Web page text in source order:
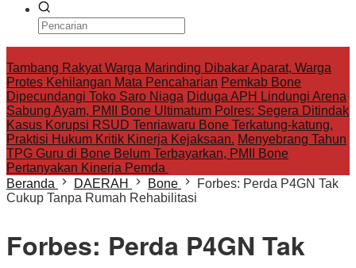
Tambang Rakyat Warga Marinding Dibakar Aparat, Warga
Protes Kehilangan Mata Pencaharian Pemkab Bone
Dipecundangi Toko Saro Niaga Diduga APH Lindungi Arena
Sabung Ayam, PMII Bone Ultimatum Polres: Segera Ditindak
Kasus Korupsi RSUD Tenriawaru Bone Terkatung-katung,
Praktisi Hukum Kritik Kinerja Kejaksaan. Menyebrang Tahun
TPG Guru di Bone Belum Terbayarkan, PMII Bone
Pertanyakan Kinerja Pemda
Beranda
DAERAH Bone
Forbes: Perda P4GN Tak
Cukup Tanpa Rumah Rehabilitasi
Forbes: Perda P4GN Tak